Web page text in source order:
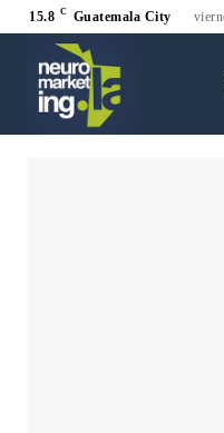
15.8 C Guatemala City